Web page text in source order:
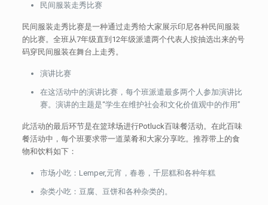
民间服装走秀比赛
民间服装走秀比赛是一种通过走秀给大家展示印尼各种民间服装
的比赛。全班从7年级直到12年级派遣两个代表人按抽选出来的号
码穿民间服装在舞台上走秀。
演讲比赛
在这活动中的演讲比赛，每个班派遣最多两个人参加演讲比
赛。演讲的主题是“学生在维护社会和文化价值观中的作用”
此活动的最后环节是在篮球场进行Potluck百味餐活动。在此百味
餐活动中，每个班要求带一道菜肴和大家分享吃。推荐带上的食
物和饮料如下：
市场小吃：Lemper,元宵，春卷，千层糕和各种年糕
杂类小吃：豆腐、豆饼和各种杂类的。